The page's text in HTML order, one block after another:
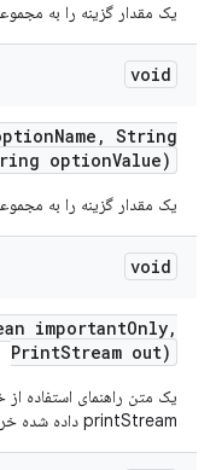
یک مقدار گزینه را به
void
Name , String
optionValue)
یک مقدار گزینه را به
void
importantOnly,
PrintStream out)
یک متن راهنمای استفاده از
printStream داده شده خروجی می‌دهد.